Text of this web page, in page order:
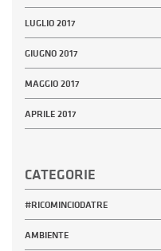
LUGLIO 2017
GIUGNO 2017
MAGGIO 2017
APRILE 2017
CATEGORIE
#RICOMINCIODATRE
AMBIENTE